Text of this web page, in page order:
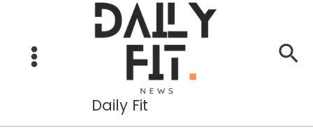
contenu
Daily Fit